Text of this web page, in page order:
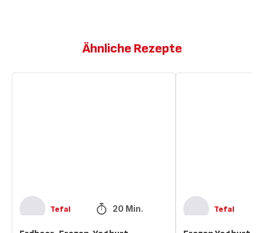
Ähnliche Rezepte
Tefal 20 Min. Tefal